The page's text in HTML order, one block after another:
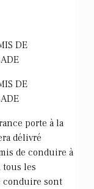
DE
DE
porte à la
délivré
de conduire à
tous les
conduire sont